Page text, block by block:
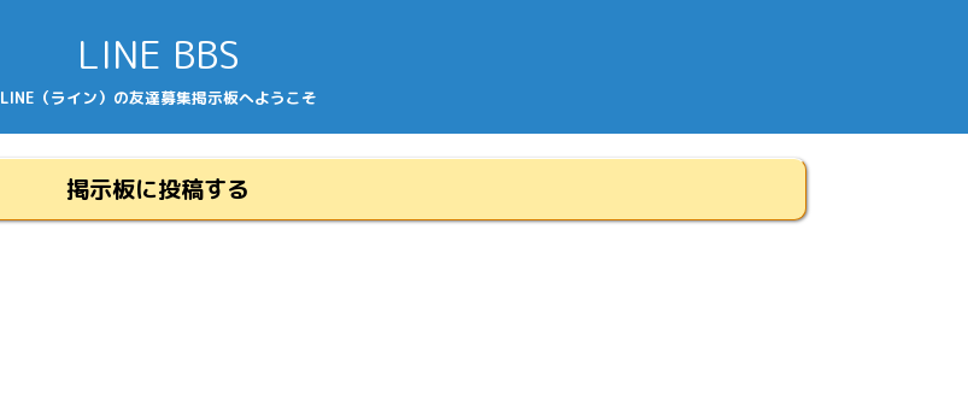
LINE BBS
LINE（ライン）の友達募集掲示板へようこそ
掲示板に投稿する